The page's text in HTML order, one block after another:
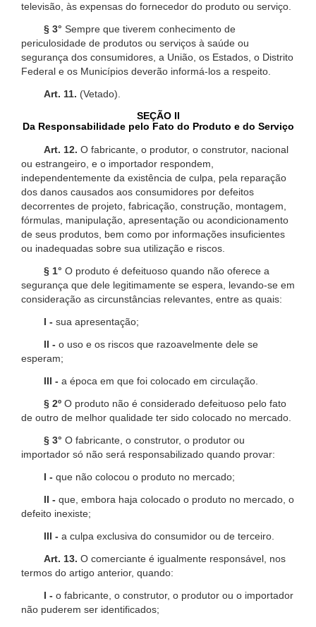
televisão, às expensas do fornecedor do produto ou serviço.
§ 3° Sempre que tiverem conhecimento de
periculosidade de produtos ou serviços à saúde ou
segurança dos consumidores, a União, os Estados, o Distrito
Federal e os Municípios deverão informá-los a respeito.
Art. 11. (Vetado).
SEÇÃO II
Da Responsabilidade pelo Fato do Produto e do Serviço
Art. 12. O fabricante, o produtor, o construtor, nacional
ou estrangeiro, e o importador respondem,
independentemente da existência de culpa, pela reparação
dos danos causados aos consumidores por defeitos
decorrentes de projeto, fabricação, construção, montagem,
fórmulas, manipulação, apresentação ou acondicionamento
de seus produtos, bem como por informações insuficientes
ou inadequadas sobre sua utilização e riscos.
§ 1° O produto é defeituoso quando não oferece a
segurança que dele legitimamente se espera, levando-se em
consideração as circunstâncias relevantes, entre as quais:
I - sua apresentação;
II - o uso e os riscos que razoavelmente dele se
esperam;
III - a época em que foi colocado em circulação.
§ 2º O produto não é considerado defeituoso pelo fato
de outro de melhor qualidade ter sido colocado no mercado.
§ 3° O fabricante, o construtor, o produtor ou
importador só não será responsabilizado quando provar:
I - que não colocou o produto no mercado;
II - que, embora haja colocado o produto no mercado, o
defeito inexiste;
III - a culpa exclusiva do consumidor ou de terceiro.
Art. 13. O comerciante é igualmente responsável, nos
termos do artigo anterior, quando:
I - o fabricante, o construtor, o produtor ou o importador
não puderem ser identificados;